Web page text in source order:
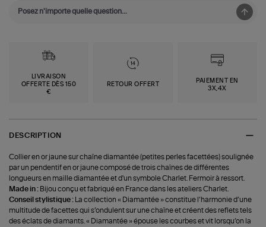
LIVRAISON
OFFERTE DÈS 150
€
RETOUR OFFERT
PAIEMENT EN
3X,4X
DESCRIPTION
Collier en or jaune sur chaîne diamantée (petites perles facettées) soulignée
par un pendentif en or jaune composé de trois chaînes de différentes
longueurs en maille diamantée et d'un symbole Charlet. Fermoir à ressort.
Made in : Bijou conçu et fabriqué en France dans les ateliers Charlet.
Conseil stylistique : La collection « Diamantée » constitue l’harmonie d’une
multitude de facettes qui s’ondulent sur une chaîne et créent des reflets tels
des éclats de diamants. « Diamantée » épouse les courbes et vit lorsqu’on la